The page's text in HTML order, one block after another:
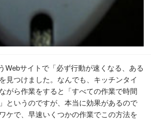
Webサイトで「必ず行動が速くなる、ある
見つけました。なんでも、キッチンタイ
がら作業をすると「すべての作業で時間
というのですが、本当に効果があるので
ケで、早速いくつかの作業でこの方法を